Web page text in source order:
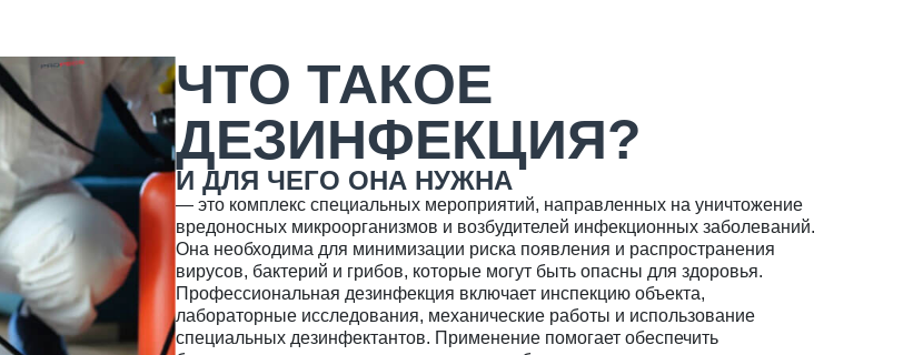
ЧТО ТАКОЕ
ДЕЗИНФЕКЦИЯ?
И ДЛЯ ЧЕГО ОНА НУЖНА
— это комплекс специальных мероприятий, направленных на уничтожение
вредоносных микроорганизмов и возбудителей инфекционных заболеваний.
Она необходима для минимизации риска появления и распространения
вирусов, бактерий и грибов, которые могут быть опасны для здоровья.
Профессиональная дезинфекция включает инспекцию объекта,
лабораторные исследования, механические работы и использование
специальных дезинфектантов. Применение помогает обеспечить